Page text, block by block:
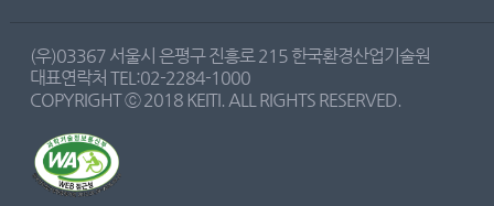
(우)03367 서울시 은평구 진흥로 215 한국환경산업기술원
대표연락처 TEL:02-2284-1000
COPYRIGHT ⓒ 2018 KEITI. ALL RIGHTS RESERVED.